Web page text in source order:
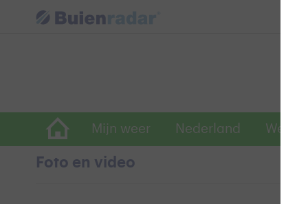
Mijn weer Nederland
Foto en video